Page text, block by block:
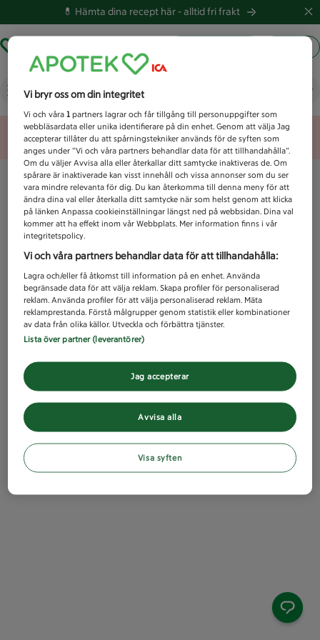
💊 Hämta dina recept här -alltid fri frakt
Vad letar du efter idag?
Unknown error
Vi bryr oss om din integritet
Vi och våra1 partners lagrar och får tillgång till personuppgifter som
webbläsardata eller unika identifierare på din enhet. Genom att välja Jag
accepterar tillåter du att spårningstekniker används för de syften som
anges under ”Vi och våra partners behandlar data för att tillhandahålla”.
Om du väljer Avvisa alla eller återkallar ditt samtycke inaktiveras de. Om
spårare är inaktiverade kan visst innehåll och vissa annonser som du ser
vara mindre relevanta för dig. Du kan återkomma till denna meny för att
ändra dina val eller återkalla ditt samtycke när som helst genom att klicka
på länken Anpassa cookieinställningar längst ned på webbsidan. Dina val
kommer att ha effekt inom vår Webbplats. Mer information finns i vår
integritetspolicy.
Vi och våra partners behandlar data för att tillhandahålla:
Lagra och/eller få åtkomst till information på en enhet. Använda
begränsade data för att välja reklam. Skapa profiler för personaliserad
reklam. Använda profiler för att välja personaliserad reklam. Mäta
reklamprestanda. Förstå målgrupper genom statistik eller kombinationer
av data från olika källor. Utveckla och förbättra tjänster.
Lista över partner (leverantörer)
Avvisa alla
Jag accepterar
Visa syften